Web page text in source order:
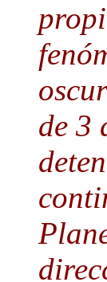
de 3